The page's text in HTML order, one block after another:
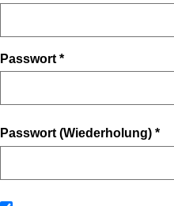
Passwort *
Passwort (Wiederholung) *